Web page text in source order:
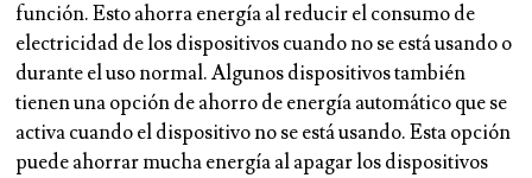
función. Esto ahorra energía al reducir el consumo de
electricidad de los dispositivos cuando no se está usando o
durante el uso normal. Algunos dispositivos también
tienen una opción de ahorro de energía automático que se
activa cuando el dispositivo no se está usando. Esta opción
puede ahorrar mucha energía al apagar los dispositivos